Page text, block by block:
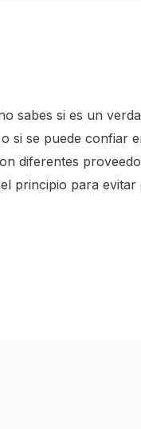
sabes si es un
si se puede confiar
diferentes
principio para evitar